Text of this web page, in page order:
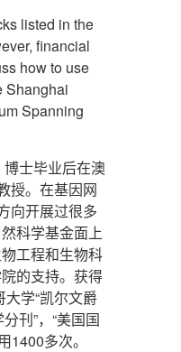
listed in the
financial
how to use
Shanghai
Spanning
士毕业后在澳
授。在基因网
向开展过很多
科学基金面上
工程和生物科
的支持。获得
学“凯尔文爵
刊”，“美国国
多次。